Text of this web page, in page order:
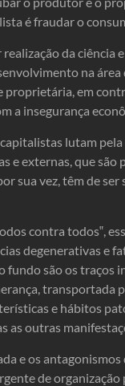
é fraudar o
da ciência
na
em
a insegurança
lutam
e externas, que
sua vez, têm de
contra todos‟,
degenerativas e
fundo são os traços
transportada
e hábitos
as outras
e os antagonismos
de